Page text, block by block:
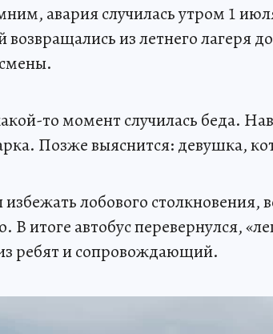
авария случилась утром 1
возвращались из летнего лагеря
то момент случилась беда.
Позже выяснится: девушка,
лобового
В итоге автобус перевернулся,
ребят и сопровождающий.